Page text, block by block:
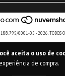
aceita o uso de
experiência de compra.
0001-05 - 2026. TODOS